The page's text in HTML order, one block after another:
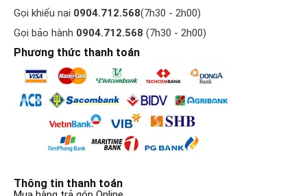
Gọi khiếu nại 0904.712.568(7h30 - 2h00)
Gọi bảo hành 0904.712.568 (7h30 - 2h00)
Phương thức thanh toán
Thông tin thanh toán